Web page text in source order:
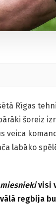
Rīgas
šoreiz
veica
labāko
miesniekivisi
regbija